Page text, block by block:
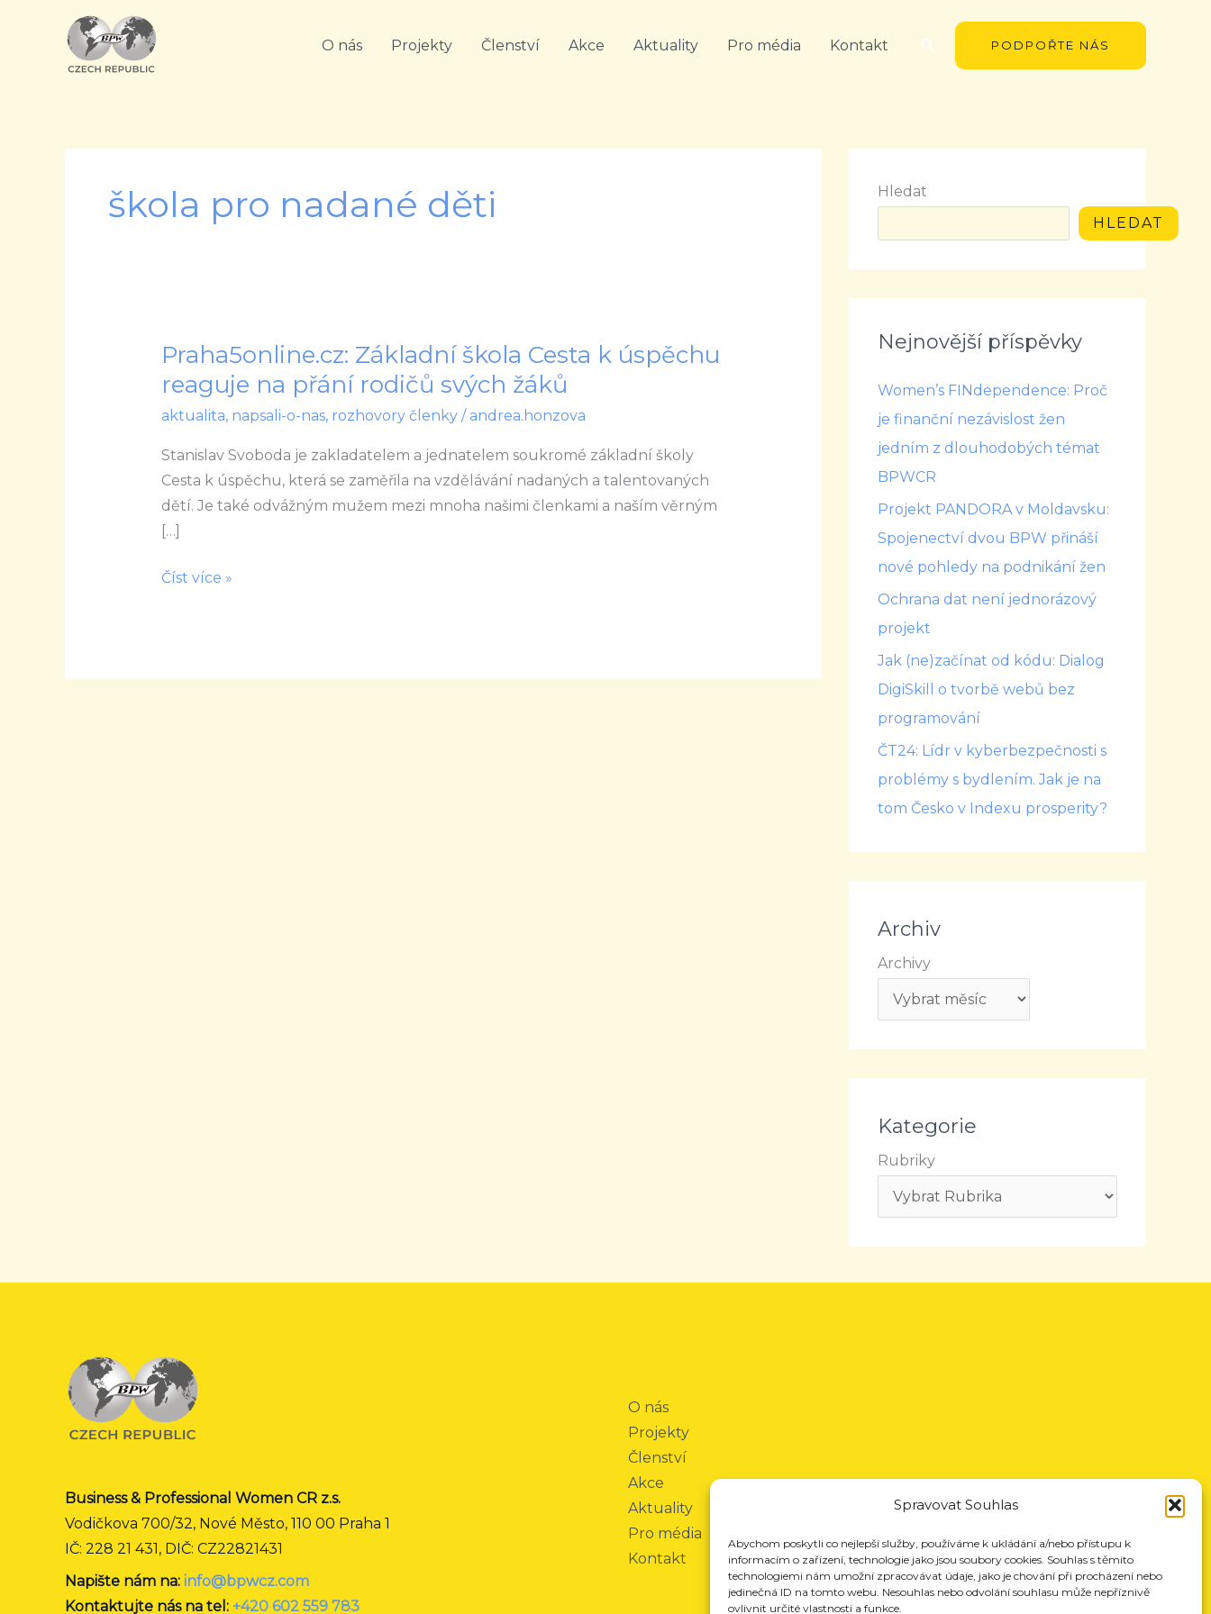
Spravovat Souhlas
Abychom poskytli co nejlepší služby, používáme k ukládání a/nebo přístupu k
informacím o zařízení, technologie jako jsou soubory cookies. Souhlas s těmito
technologiemi nám umožní zpracovávat údaje, jako je chování při procházení nebo
jedinečná ID na tomto webu. Nesouhlas nebo odvolání souhlasu může nepříznivě
ovlivnit určité vlastnosti a funkce.
O nás Projekty Členství Akce Aktuality Pro média Kontakt Hledat PODPOŘTE NÁS
škola pro nadané děti
Praha5online.cz: Základní škola Cesta k úspěchu
reaguje na přání rodičů svých žáků
aktualita, napsali-o-nas, rozhovory členky/ andrea.honzova
Stanislav Svoboda je zakladatelem a jednatelem soukromé základní školy
Cesta k úspěchu, která se zaměřila na vzdělávání nadaných a talentovaných
dětí. Je také odvážným mužem mezi mnoha našimi členkami a naším věrným
[…]
Praha5online.cz:
Základní
k
úspěchu
reaguje
na
rodičů
Číst více »
Hledat
HLEDAT
Nejnovější příspěvky
Women’s FINdependence: Proč
je finanční nezávislost žen
jedním z dlouhodobých témat
BPWCR
Projekt PANDORA v Moldavsku:
Spojenectví dvou BPW přináší
nové pohledy na podnikání žen
Ochrana dat není jednorázový
projekt
Jak (ne)začínat od kódu: Dialog
DigiSkill o tvorbě webů bez
programování
ČT24: Lídr v kyberbezpečnosti s
problémy s bydlením. Jak je na
tom Česko v Indexu prosperity?
Archiv
Archivy
Kategorie
Rubriky
Business & Professional Women CR z.s.
Vodičkova 700/32, Nové Město, 110 00 Praha 1
IČ: 228 21 431, DIČ: CZ22821431
Napište nám na: info@bpwcz.com
Kontaktujte nás na tel: +420 602 559 783
O nás
Projekty
Členství
Akce
Aktuality
Pro média
Kontakt